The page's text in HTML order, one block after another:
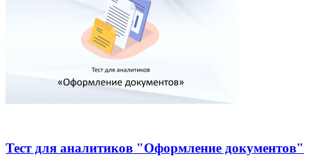
Тест для аналитиков "Оформление документов"